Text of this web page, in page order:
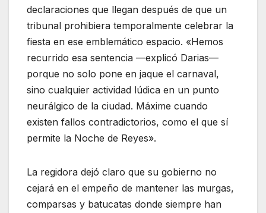
declaraciones que llegan después de que un
tribunal prohibiera temporalmente celebrar la
fiesta en ese emblemático espacio. «Hemos
recurrido esa sentencia —explicó Darias—
porque no solo pone en jaque el carnaval,
sino cualquier actividad lúdica en un punto
neurálgico de la ciudad. Máxime cuando
existen fallos contradictorios, como el que sí
permite la Noche de Reyes».
La regidora dejó claro que su gobierno no
cejará en el empeño de mantener las murgas,
comparsas y batucatas donde siempre han